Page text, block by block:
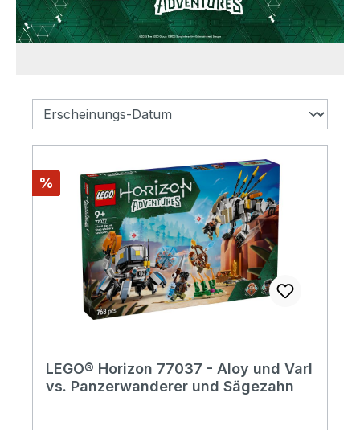
Rabatt
%
LEGO® Horizon 77037 - Aloy und Varl
vs. Panzerwanderer und Sägezahn